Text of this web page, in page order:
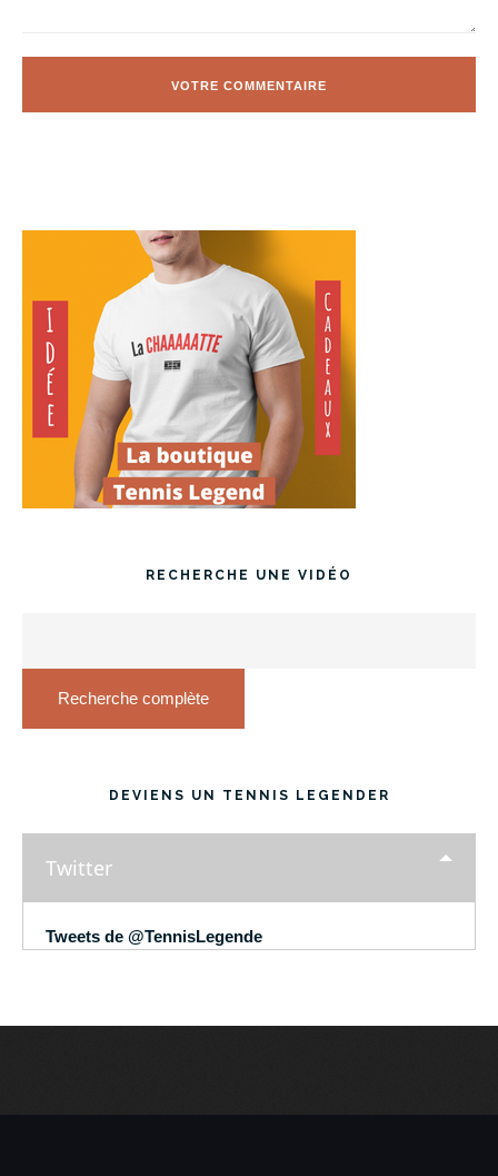
RECHERCHE UNE VIDÉO
Recherche complète
DEVIENS UN TENNIS LEGENDER
Twitter
Tweets de @TennisLegende